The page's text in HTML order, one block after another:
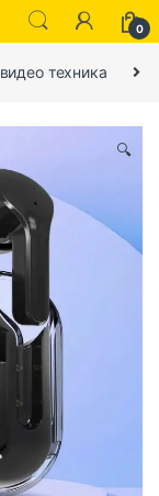
0
техника
🔍